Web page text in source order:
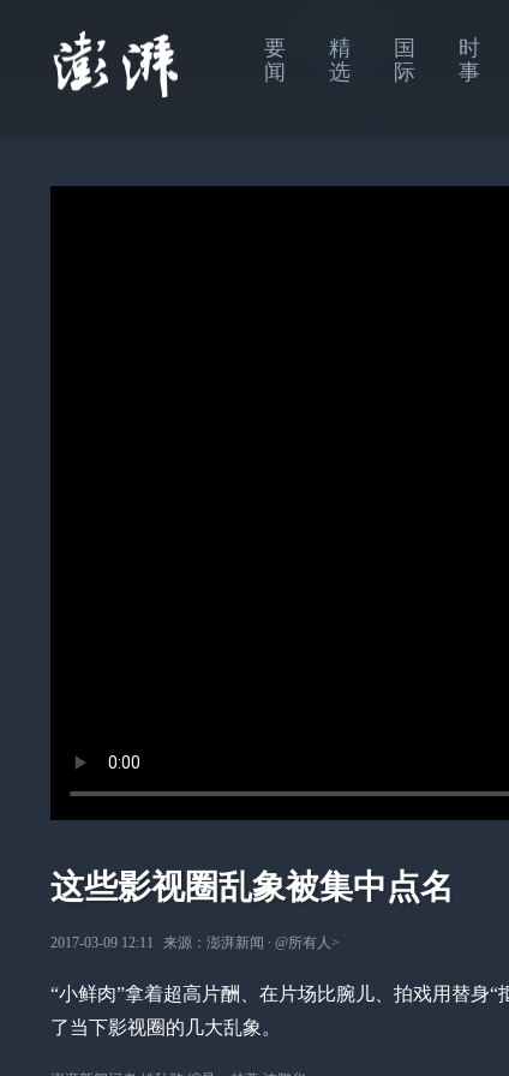
要
闻
精
选
国
际
时
事
这些影视圈乱象被集中点名
2017-03-09 12:11 来源： 澎湃新闻 ∙ @所有人 >
“小鲜肉”拿着超高片酬、在片场比腕儿、拍戏用替
了当下影视圈的几大乱象。